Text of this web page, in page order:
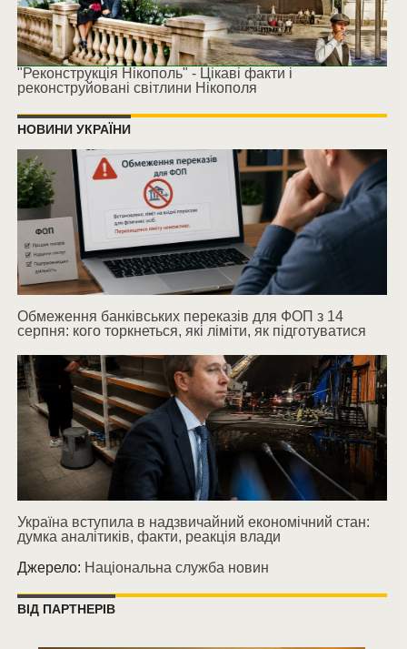
"Реконструкція Нікополь" - Цікаві факти і
реконструйовані світлини Нікополя
НОВИНИ УКРАЇНИ
Обмеження банківських переказів для ФОП з 14
серпня: кого торкнеться, які ліміти, як підготуватися
Україна вступила в надзвичайний економічний стан:
думка аналітиків, факти, реакція влади
Джерело: Національна служба новин
ВІД ПАРТНЕРІВ